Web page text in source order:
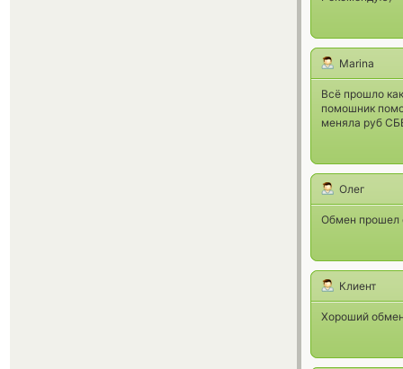
Marina
Всё прошло
помошник
меняла руб
Олег
Обмен прошел
Клиент
Хороший